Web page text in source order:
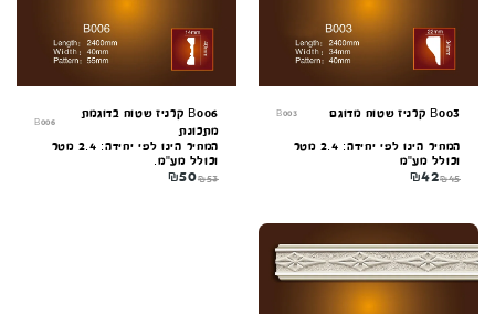
B003 קרניז שטוח מדוגם B003
המחיר הינו לפי יחידה: 2.4 מטר
וכולל מע"מ
₪45
₪42
B006 קרניז שטוח בדוגמת
מתכונת
B006
המחיר הינו לפי יחידה: 2.4 מטר
וכולל מע"מ.
₪53
₪50
מקוון עכשיו